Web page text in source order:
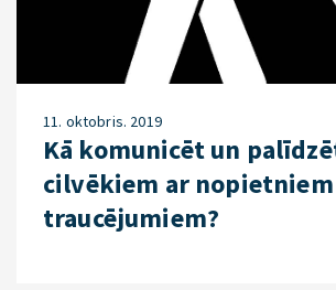
11. oktobris. 2019
Kā komunicēt un
cilvēkiem ar nopietniem
traucējumiem?